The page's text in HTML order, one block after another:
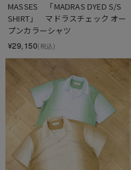
MASSES　「MADRAS DYED S/S
SHIRT」　マドラスチェック オー
プンカラーシャツ
¥29,150(税込)